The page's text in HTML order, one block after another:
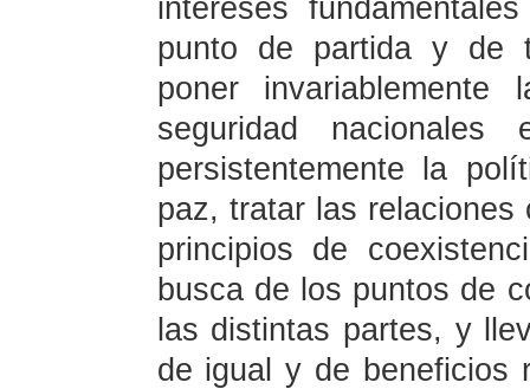
intereses
punto de partida y de
poner
seguridad
persistentemente la
paz, tratar las
principios de
busca de los puntos de
las distintas partes, y
de igual y de beneficios